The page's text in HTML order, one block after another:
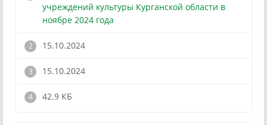
учреждений культуры Курганской области в
ноябре 2024 года
15.10.2024
15.10.2024
42.9 КБ